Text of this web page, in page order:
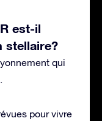
est-il
stellaire?
qui
pour vivre